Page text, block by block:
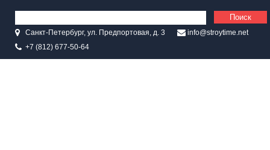
Санкт-Петербург, ул. Предпортовая, д. 3
info@stroytime.net
+7 (812) 677-50-64